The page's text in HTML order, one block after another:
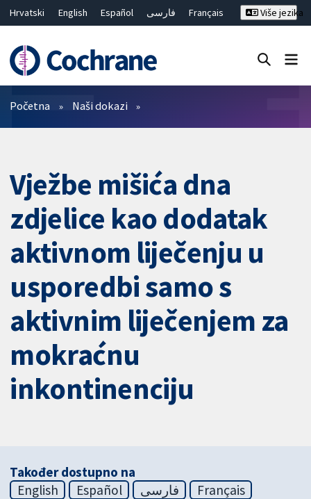
Hrvatski English Español فارسی
Français
繁體中文
简体中文
Više jezika
Prečistači
Početna Naši dokazi
Vježbe mišića dna
zdjelice kao dodatak
aktivnom liječenju u
usporedbi samo s
aktivnim liječenjem za
mokraćnu
inkontinenciju
Također dostupno na
English
Español فارسی
Français